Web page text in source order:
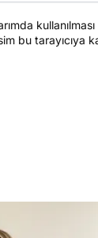
bu tarayıcıya